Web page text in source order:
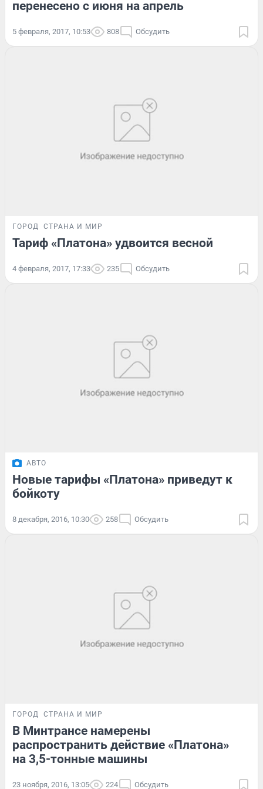
перенесено с июня на апрель
5 февраля, 2017, 10:53 808 Обсудить
ГОРОД СТРАНА И МИР
Тариф «Платона» удвоится весной
4 февраля, 2017, 17:33 235 Обсудить
АВТО
Новые тарифы «Платона» приведут к
бойкоту
8 декабря, 2016, 10:30 258 Обсудить
ГОРОД СТРАНА И МИР
В Минтрансе намерены
распространить действие «Платона»
на 3,5-тонные машины
23 ноября, 2016, 13:05 224 Обсудить